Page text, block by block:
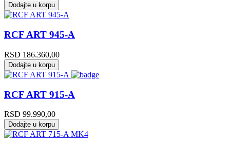
Dodajte u korpu
RCF ART 945-A
RSD 186.360,00
Dodajte u korpu
RCF ART 915-A
RSD 99.990,00
Dodajte u korpu